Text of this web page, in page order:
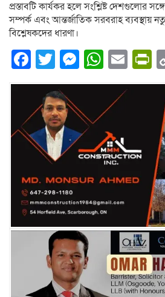
প্রস্তাবটি কার্যকর হলে সংশ্লিষ্ট দেশগুলোর সঙ্গে
সম্পর্ক এবং আন্তর্জাতিক সরবরাহ ব্যবস্থায়
বিশ্লেষকদের ধারণা।
Facebook
Twitter